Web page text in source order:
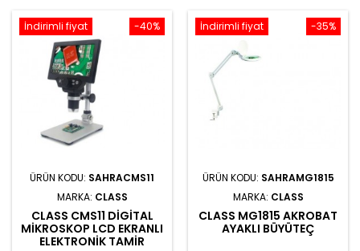
-40%
İndirimli fiyat
ÜRÜN KODU: SAHRACMS11
MARKA: CLASS
CLASS CMS11 DIGITAL
MIKROSKOP LCD EKRANLI
ELEKTRONIK TAMIR
-35%
İndirimli fiyat
ÜRÜN KODU: SAHRAMG1815
MARKA: CLASS
CLASS MG1815 AKROBAT
AYAKLI BÜYÜTEÇ